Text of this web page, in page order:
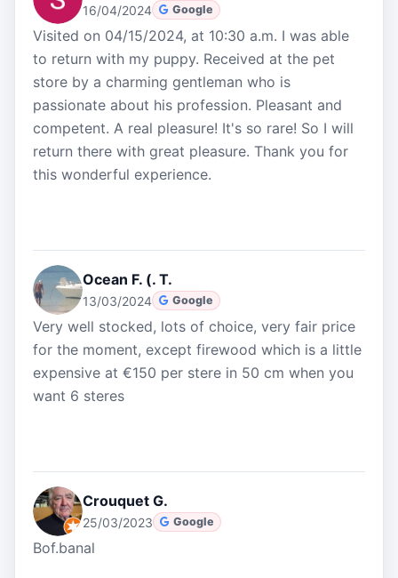
16/04/2024 Google
Visited on 04/15/2024, at 10:30 a.m. I was able
to return with my puppy. Received at the pet
store by a charming gentleman who is
passionate about his profession. Pleasant and
competent. A real pleasure! It's so rare! So I will
return there with great pleasure. Thank you for
this wonderful experience.
Ocean F. (. T.
13/03/2024 Google
Very well stocked, lots of choice, very fair price
for the moment, except firewood which is a little
expensive at €150 per stere in 50 cm when you
want 6 steres
Crouquet G.
25/03/2023 Google
Bof.banal